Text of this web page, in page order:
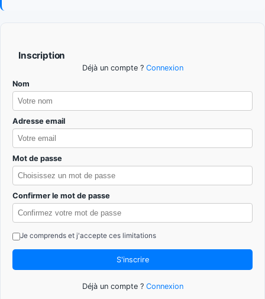
Inscription
Déjà un compte ? Connexion
Nom
Adresse email
Mot de passe
Confirmer le mot de passe
Je comprends et j'accepte ces limitations
S'inscrire
Déjà un compte ? Connexion